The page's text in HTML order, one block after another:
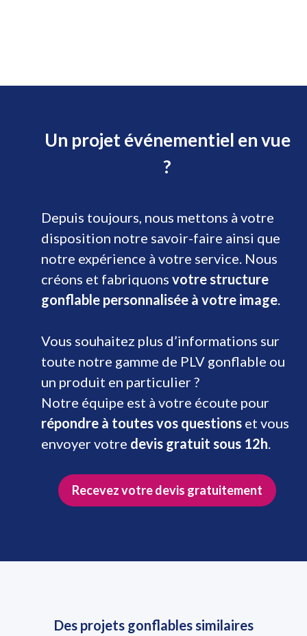
Un projet événementiel en vue
?
Depuis toujours, nous mettons à votre
disposition notre savoir-faire ainsi que
notre expérience à votre service. Nous
créons et fabriquons votre structure
gonflable personnalisée à votre image.
Vous souhaitez plus d’informations sur
toute notre gamme de PLV gonflable ou
un produit en particulier ?
Notre équipe est à votre écoute pour
répondre à toutes vos questions et vous
envoyer votre devis gratuit sous 12h.
Recevez votre devis gratuitement
Des projets gonflables similaires